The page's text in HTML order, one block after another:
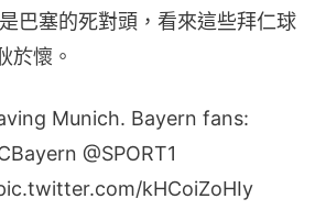
巴塞的死對頭，看來這些拜仁球
於懷。
Munich. Bayern fans:
@SPORT1
kHCoiZoHIy